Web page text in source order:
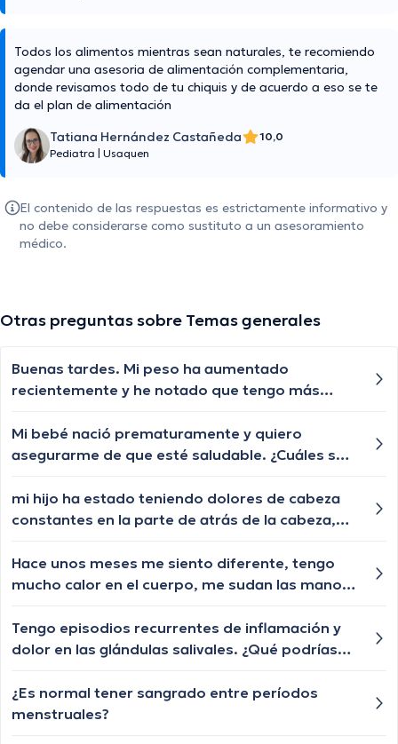
Todos los alimentos mientras sean naturales, te recomiendo
agendar una asesoria de alimentación complementaria,
donde revisamos todo de tu chiquis y de acuerdo a eso se te
da el plan de alimentación
Tatiana Hernández Castañeda
10,0
Pediatra
Usaquen
El contenido de las respuestas es estrictamente informativo y
no debe considerarse como sustituto a un asesoramiento
médico.
Otras preguntas sobre Temas generales
Buenas tardes. Mi peso ha aumentado
recientemente y he notado que tengo más
manejar esto?
Mi bebé nació prematuramente y quiero
asegurarme de que esté saludable. ¿Cuáles son
mi hijo ha estado teniendo dolores de cabeza
constantes en la parte de atrás de la cabeza,
tener este tipo de dolor de cabeza? Qué podría
estar causándolo?
Hace unos meses me siento diferente, tengo
mucho calor en el cuerpo, me sudan las manos
podría estar causando estos síntomas?
Tengo episodios recurrentes de inflamación y
dolor en las glándulas salivales. ¿Qué podrías
inflamación y cuándo debería buscar atención
médica?
¿Es normal tener sangrado entre períodos
menstruales?